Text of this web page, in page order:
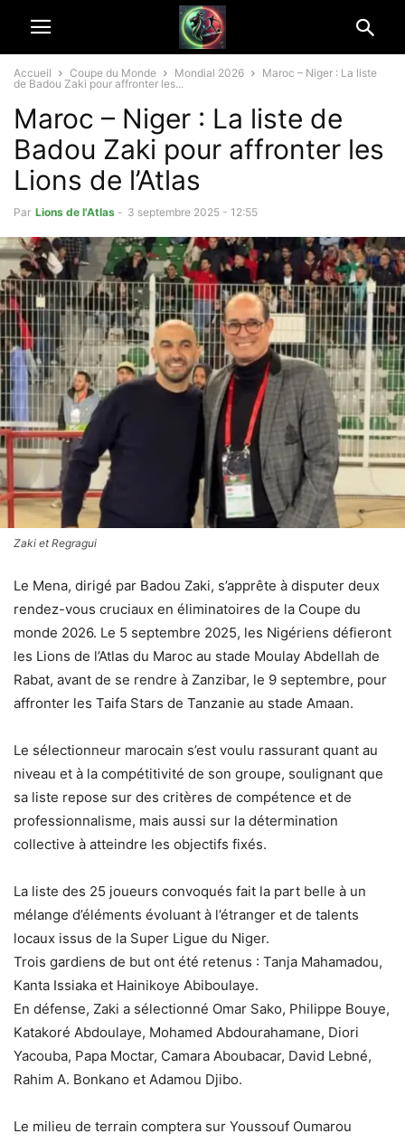
Accueil Coupe du Monde Mondial 2026
Maroc – Niger : La liste
de Badou Zaki pour affronter les...
Maroc – Niger : La liste de
Badou Zaki pour affronter les
Lions de l’Atlas
Par Lions de l'Atlas - 3 septembre 2025 - 12:55
Zaki et Regragui
Le Mena, dirigé par Badou Zaki, s’apprête à disputer deux
rendez-vous cruciaux en éliminatoires de la Coupe du
monde 2026. Le 5 septembre 2025, les Nigériens défieront
les Lions de l’Atlas du Maroc au stade Moulay Abdellah de
Rabat, avant de se rendre à Zanzibar, le 9 septembre, pour
affronter les Taifa Stars de Tanzanie au stade Amaan.
Le sélectionneur marocain s’est voulu rassurant quant au
niveau et à la compétitivité de son groupe, soulignant que
sa liste repose sur des critères de compétence et de
professionnalisme, mais aussi sur la détermination
collective à atteindre les objectifs fixés.
La liste des 25 joueurs convoqués fait la part belle à un
mélange d’éléments évoluant à l’étranger et de talents
locaux issus de la Super Ligue du Niger.
Trois gardiens de but ont été retenus : Tanja Mahamadou,
Kanta Issiaka et Hainikoye Abiboulaye.
En défense, Zaki a sélectionné Omar Sako, Philippe Bouye,
Katakoré Abdoulaye, Mohamed Abdourahamane, Diori
Yacouba, Papa Moctar, Camara Aboubacar, David Lebné,
Rahim A. Bonkano et Adamou Djibo.
Le milieu de terrain comptera sur Youssouf Oumarou